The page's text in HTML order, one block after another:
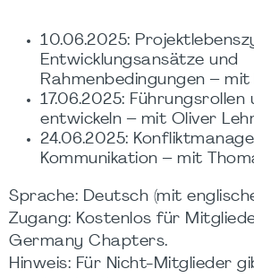
10.06.2025:
Entwicklungsansätze und
Rahmenbedingungen –
17.06.2025: Führungsrollen
entwickeln – mit Oliver
24.06.2025:
Kommunikation – mit
Sprache: Deutsch (mit
Zugang: Kostenlos für
Germany Chapters.
Hinweis: Für Nicht-Mitglieder